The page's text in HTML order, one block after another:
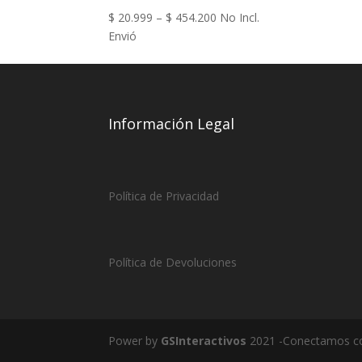
$ 20.999 – $ 454.200 No Incl.
Envió
Información Legal
Política de Privacidad
Política de Devoluciones
Power by GSInteractivos 2021 -Conectamos